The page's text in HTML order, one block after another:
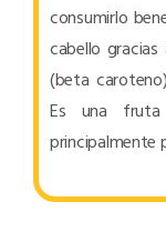
consumirlo
cabello
(beta
Es una
principalmente